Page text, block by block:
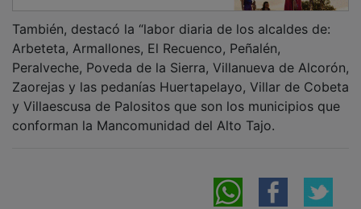
Arbeteta, Armallones, El Recuenco, Peñalén,
Peralveche, Poveda de la Sierra, Villanueva de Alcorón,
Zaorejas y las pedanías Huertapelayo, Villar de Cobeta
y Villaescusa de Palositos que son los municipios que
conforman la Mancomunidad del Alto Tajo.